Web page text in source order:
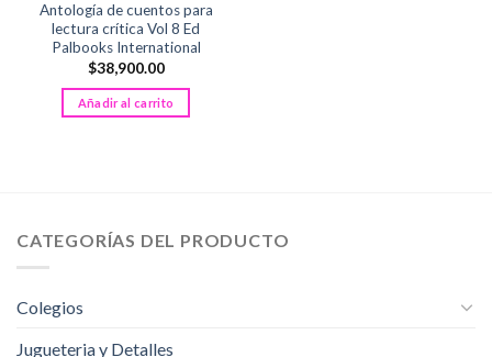
Antología de cuentos para
lectura crítica Vol 8 Ed
Palbooks International
$38,900.00
Añadir al carrito
CATEGORÍAS DEL PRODUCTO
Colegios
Jugueteria y Detalles